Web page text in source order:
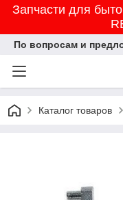
Запчасти для
По вопросам и
Каталог товаров